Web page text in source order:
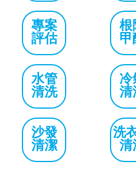
專案
評估
根
甲
水管
清洗
冷
清
沙發
清潔
洗
清